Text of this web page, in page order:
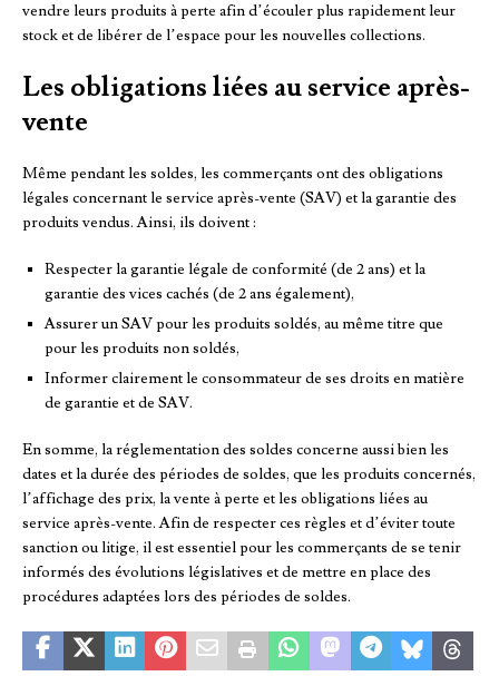
vendre leurs produits à perte afin d’écouler plus rapidement leur
stock et de libérer de l’espace pour les nouvelles collections.
Les obligations liées au service après-
vente
Même pendant les soldes, les commerçants ont des obligations
légales concernant le service après-vente (SAV) et la garantie des
produits vendus. Ainsi, ils doivent :
Respecter la garantie légale de conformité (de 2 ans) et la
garantie des vices cachés (de 2 ans également),
Assurer un SAV pour les produits soldés, au même titre que
pour les produits non soldés,
Informer clairement le consommateur de ses droits en matière
de garantie et de SAV.
En somme, la réglementation des soldes concerne aussi bien les
dates et la durée des périodes de soldes, que les produits concernés,
l’affichage des prix, la vente à perte et les obligations liées au
service après-vente. Afin de respecter ces règles et d’éviter toute
sanction ou litige, il est essentiel pour les commerçants de se tenir
informés des évolutions législatives et de mettre en place des
procédures adaptées lors des périodes de soldes.